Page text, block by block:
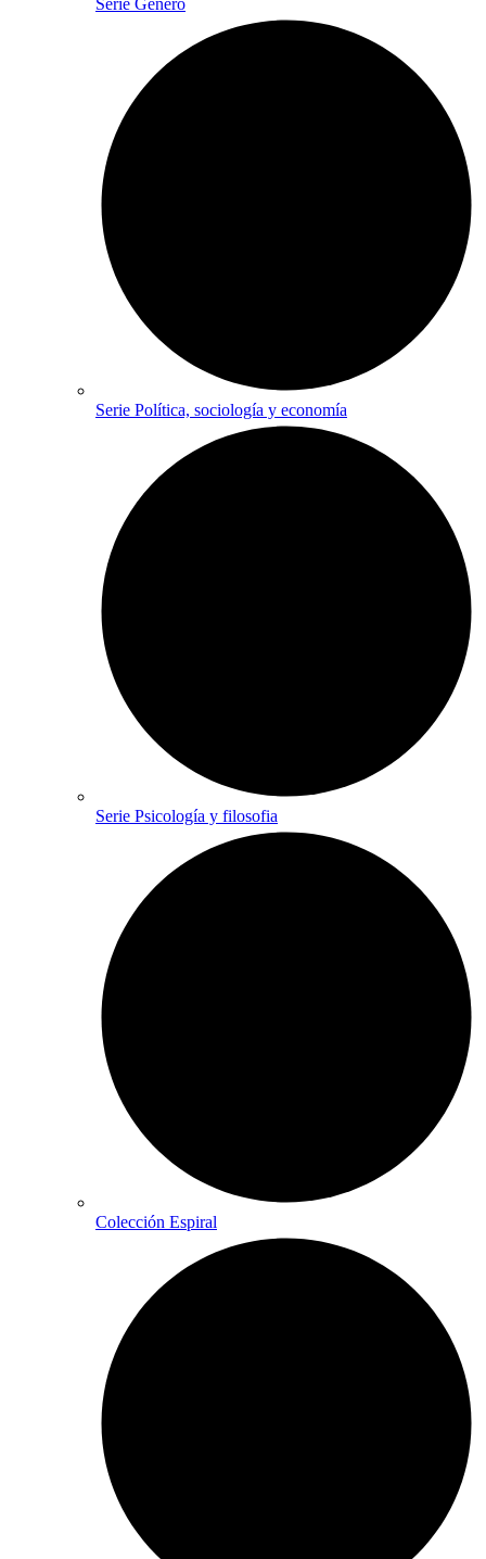
Serie Política, sociología y economía
Serie Psicología y filosofia
Colección Espiral